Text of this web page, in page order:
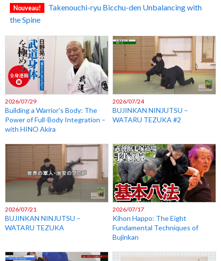
Nouveau!
Takenouchi-ryu Bicchu-den Unbalancing with
the Spine
2026/07/29
Building a Warrior’s Body: The
Power of Full-Body Integration –
with HINO Akira
2026/07/24
BUJINKAN NINJUTSU –
WATARU TEZUKA #2
2026/07/21
BUJINKAN NINJUTSU –
WATARU TEZUKA
2026/07/17
Kihon Happo: The Eight
Fundamental Techniques of
Bujinkan